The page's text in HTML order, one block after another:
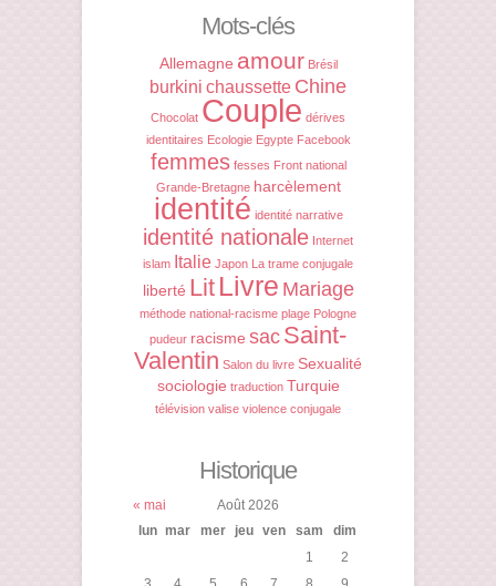
Mots-clés
Allemagne amour Brésil
burkini chaussette Chine
Chocolat Couple dérives
identitaires Ecologie Egypte Facebook
femmes fesses Front national
Grande-Bretagne harcèlement
identité identité narrative
identité nationale Internet
islam Italie Japon La trame conjugale
liberté Lit Livre Mariage
méthode national-racisme plage Pologne
pudeur racisme sac Saint-
Valentin Salon du livre Sexualité
sociologie traduction Turquie
télévision valise violence conjugale
Historique
« mai
Août 2026
lun mar mer jeu ven sam
dim
1
2